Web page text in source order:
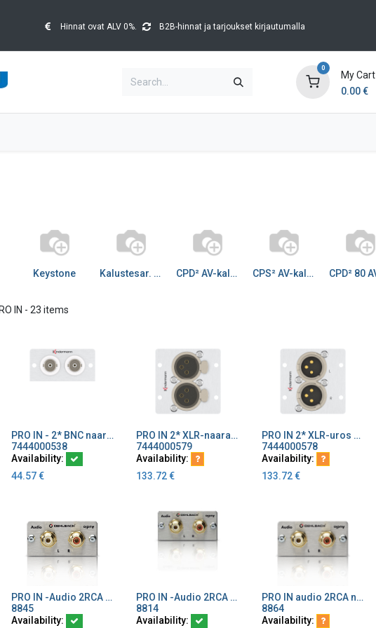
Hinnat ovat ALV 0%. B2B-hinnat ja tarjoukset kirjautumalla
0
My Cart
0.00€
Keystone Kalustesar. lisätarvike CPD² AV-kaluste reunaan CPS² AV-kaluste upotet
IN - 23 items
Add to Cart
PRO IN - 2* BNC naaras/naaras
7444000538
Availability:
44.57€
Add to Cart
PRO IN 2* XLR-naaras 3Pin 50*50 mm
7444000579
Availability:
133.72€
Add to Cart
PRO IN 2* XLR-uros 3Pin 50*50 mm
7444000578
Availability:
133.72€
Add to Cart
PRO IN -Audio 2RCA juotettava
8845
Availability:
Add to Cart
PRO IN -Audio 2RCA naarasliitin 20cm kaapelilla
8814
Availability:
Add to Cart
PRO IN audio 2RCA naarasliitin naaras/naaras
8864
Availability: